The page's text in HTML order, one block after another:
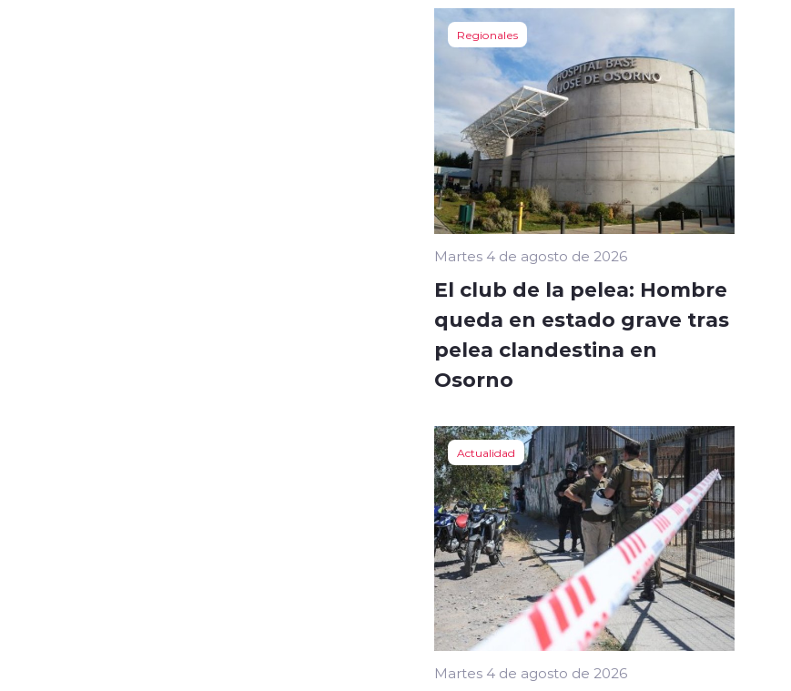
Regionales
Martes 4 de agosto de 2026
El club de la pelea: Hombre
queda en estado grave tras
pelea clandestina en
Osorno
Actualidad
Martes 4 de agosto de 2026